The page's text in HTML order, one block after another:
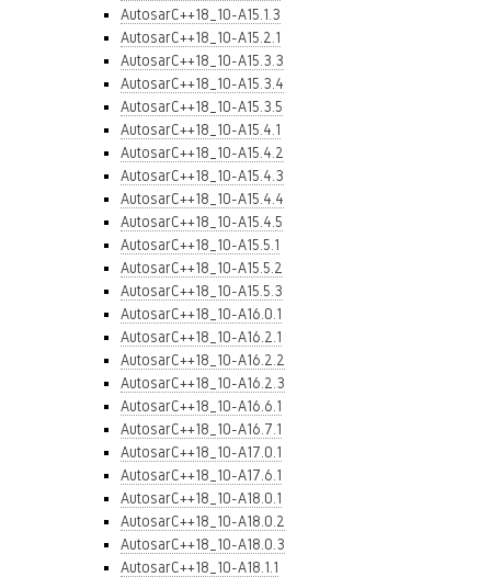
AutosarC++18_10-A15.1.3
AutosarC++18_10-A15.2.1
AutosarC++18_10-A15.3.3
AutosarC++18_10-A15.3.4
AutosarC++18_10-A15.3.5
AutosarC++18_10-A15.4.1
AutosarC++18_10-A15.4.2
AutosarC++18_10-A15.4.3
AutosarC++18_10-A15.4.4
AutosarC++18_10-A15.4.5
AutosarC++18_10-A15.5.1
AutosarC++18_10-A15.5.2
AutosarC++18_10-A15.5.3
AutosarC++18_10-A16.0.1
AutosarC++18_10-A16.2.1
AutosarC++18_10-A16.2.2
AutosarC++18_10-A16.2.3
AutosarC++18_10-A16.6.1
AutosarC++18_10-A16.7.1
AutosarC++18_10-A17.0.1
AutosarC++18_10-A17.6.1
AutosarC++18_10-A18.0.1
AutosarC++18_10-A18.0.2
AutosarC++18_10-A18.0.3
AutosarC++18_10-A18.1.1